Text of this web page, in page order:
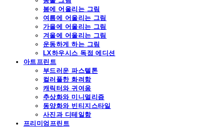
봄에 어울리는 그림
여름에 어울리는 그림
가을에 어울리는 그림
겨울에 어울리는 그림
운동하게 하는 그림
LX하우시스 독점 에디션
아트프린트
부드러운 파스텔톤
컬러풀한 화려함
캐릭터와 귀여움
추상화와 미니멀리즘
동양화와 빈티지스타일
사진과 디테일함
프리미엄프린트